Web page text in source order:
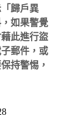
歸戶異
如果警覺
此進行盜
郵件，或
持警惕，